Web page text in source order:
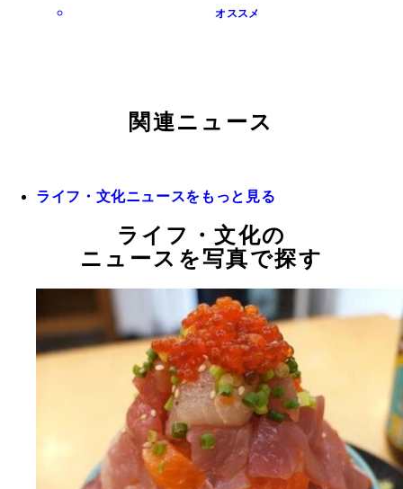
オススメ
関連ニュース
ライフ・文化ニュースをもっと見る
ライフ・文化の
ニュースを写真で探す